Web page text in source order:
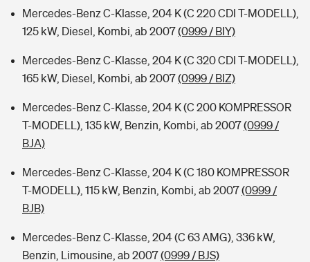
Mercedes-Benz C-Klasse, 204 K (C 220 CDI T-MODELL),
125 kW, Diesel, Kombi, ab 2007(0999 / BIY)
Mercedes-Benz C-Klasse, 204 K (C 320 CDI T-MODELL),
165 kW, Diesel, Kombi, ab 2007(0999 / BIZ)
Mercedes-Benz C-Klasse, 204 K (C 200 KOMPRESSOR
T-MODELL), 135 kW, Benzin, Kombi, ab 2007(0999 /
BJA)
Mercedes-Benz C-Klasse, 204 K (C 180 KOMPRESSOR
T-MODELL), 115 kW, Benzin, Kombi, ab 2007(0999 /
BJB)
Mercedes-Benz C-Klasse, 204 (C 63 AMG), 336 kW,
Benzin, Limousine, ab 2007(0999 / BJS)